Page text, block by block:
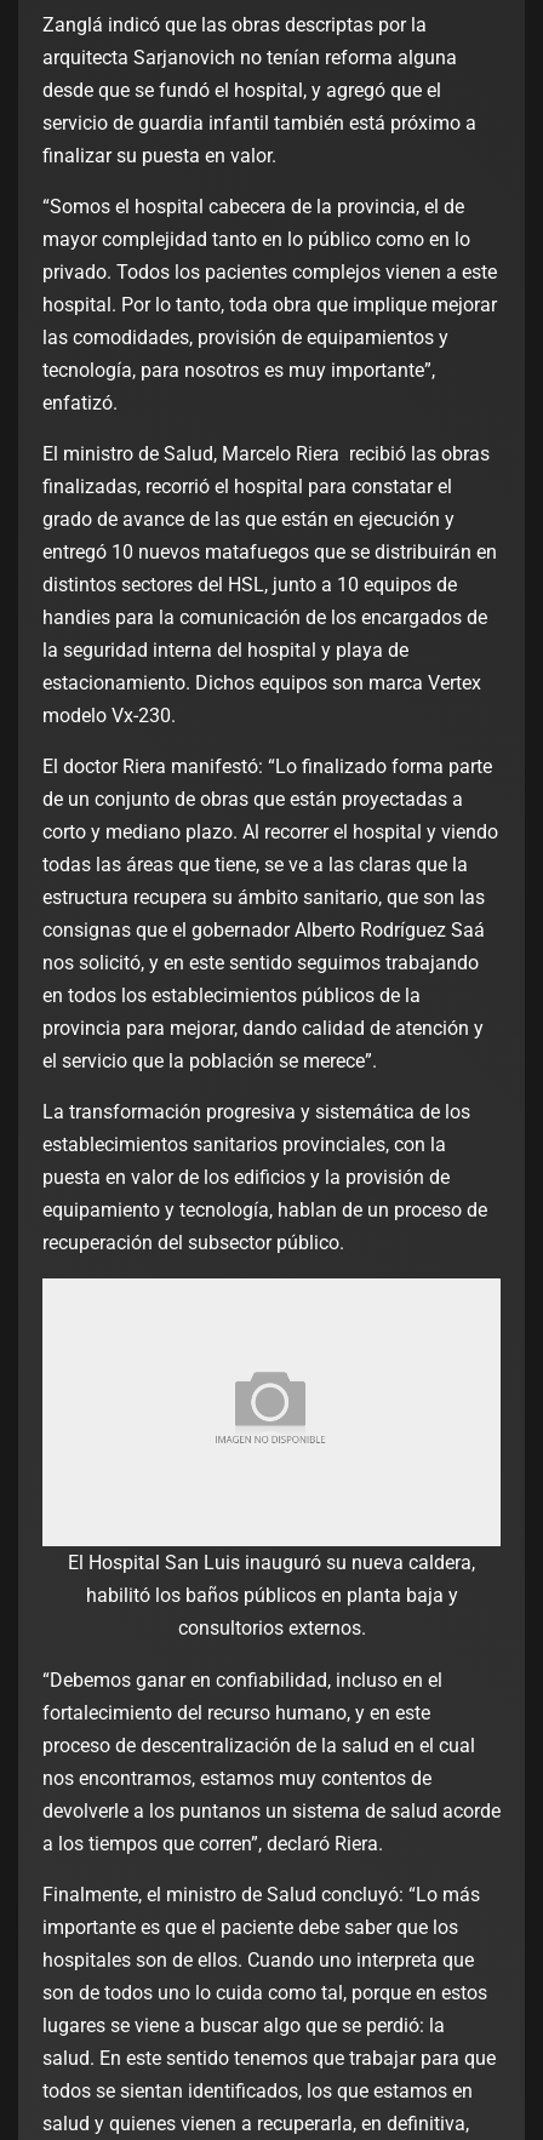
Zanglá indicó que las obras descriptas por la
arquitecta Sarjanovich no tenían reforma alguna
desde que se fundó el hospital, y agregó que el
servicio de guardia infantil también está próximo a
finalizar su puesta en valor.
“Somos el hospital cabecera de la provincia, el de
mayor complejidad tanto en lo público como en lo
privado. Todos los pacientes complejos vienen a este
hospital. Por lo tanto, toda obra que implique mejorar
las comodidades, provisión de equipamientos y
tecnología, para nosotros es muy importante”,
enfatizó.
El ministro de Salud, Marcelo Riera recibió las obras
finalizadas, recorrió el hospital para constatar el
grado de avance de las que están en ejecución y
entregó 10 nuevos matafuegos que se distribuirán en
distintos sectores del HSL, junto a 10 equipos de
handies para la comunicación de los encargados de
la seguridad interna del hospital y playa de
estacionamiento. Dichos equipos son marca Vertex
modelo Vx-230.
El doctor Riera manifestó: “Lo finalizado forma parte
de un conjunto de obras que están proyectadas a
corto y mediano plazo. Al recorrer el hospital y viendo
todas las áreas que tiene, se ve a las claras que la
estructura recupera su ámbito sanitario, que son las
consignas que el gobernador Alberto Rodríguez Saá
nos solicitó, y en este sentido seguimos trabajando
en todos los establecimientos públicos de la
provincia para mejorar, dando calidad de atención y
el servicio que la población se merece”.
La transformación progresiva y sistemática de los
establecimientos sanitarios provinciales, con la
puesta en valor de los edificios y la provisión de
equipamiento y tecnología, hablan de un proceso de
recuperación del subsector público.
El Hospital San Luis inauguró su nueva caldera,
habilitó los baños públicos en planta baja y
consultorios externos.
“Debemos ganar en confiabilidad, incluso en el
fortalecimiento del recurso humano, y en este
proceso de descentralización de la salud en el cual
nos encontramos, estamos muy contentos de
devolverle a los puntanos un sistema de salud acorde
a los tiempos que corren”, declaró Riera.
Finalmente, el ministro de Salud concluyó: “Lo más
importante es que el paciente debe saber que los
hospitales son de ellos. Cuando uno interpreta que
son de todos uno lo cuida como tal, porque en estos
lugares se viene a buscar algo que se perdió: la
salud. En este sentido tenemos que trabajar para que
todos se sientan identificados, los que estamos en
salud y quienes vienen a recuperarla, en definitiva,